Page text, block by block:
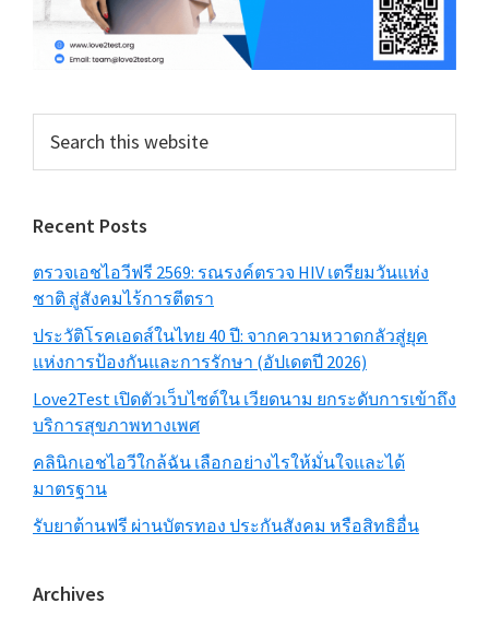
this
website
Recent Posts
ตรวจเอชไอวีฟรี 2569: รณรงค์ตรวจ HIV เตรียมวันแห่ง
ชาติ สู่สังคมไร้การตีตรา
ประวัติโรคเอดส์ในไทย 40 ปี: จากความหวาดกลัวสู่ยุค
แห่งการป้องกันและการรักษา (อัปเดตปี 2026)
Love2Test เปิดตัวเว็บไซต์ใน เวียดนาม ยกระดับการเข้าถึง
บริการสุขภาพทางเพศ
คลินิกเอชไอวีใกล้ฉัน เลือกอย่างไรให้มั่นใจและได้
มาตรฐาน
รับยาต้านฟรี ผ่านบัตรทอง ประกันสังคม หรือสิทธิอื่น
Archives